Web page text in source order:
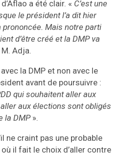
a été clair. « C’est une
le président l’a dit hier
prononcée. Mais notre parti
d’être créé et la DMP va
Adja.
la DMP et non avec le
avant de poursuivre :
qui souhaitent aller aux
aux élections sont obligés
la DMP».
ne craint pas une probable
il fait le choix d’aller contre